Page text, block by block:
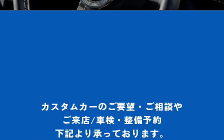
カスタムカーのご要望・ ご相談や
ご来店/車検 ・整備予約
下記より承っております。